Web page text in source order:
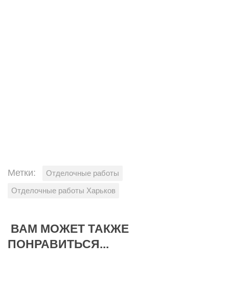
Метки:
Отделочные работы
Отделочные работы Харьков
ВАМ МОЖЕТ ТАКЖЕ
ПОНРАВИТЬСЯ...